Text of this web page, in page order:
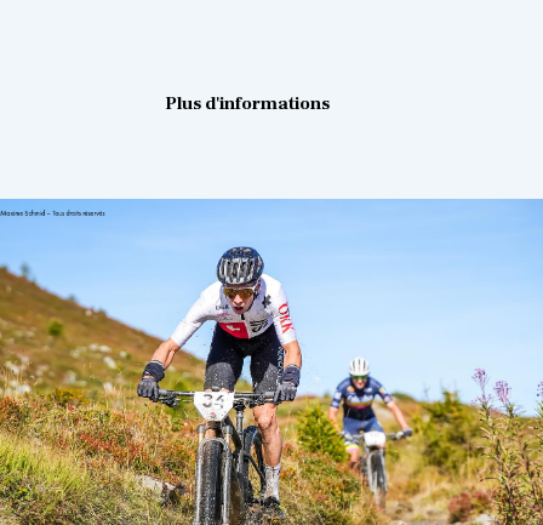
Plus d'informations